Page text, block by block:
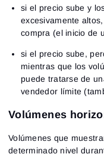
si el precio sube y
excesivamente
compra (el inicio de
si el precio sube,
mientras que los
puede tratarse de
vendedor límite
Volúmenes
Volúmenes que
determinado nivel